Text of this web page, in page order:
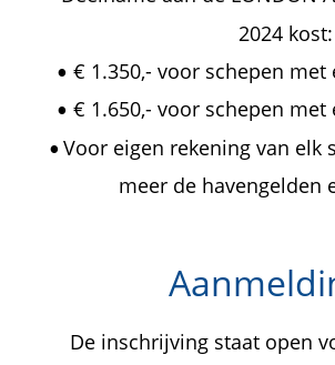
2024 kost:
• € 1.350,- voor schepen met
• € 1.650,- voor schepen met
•Voor eigen rekening van
meer de havengelden
De inschrijving staat open